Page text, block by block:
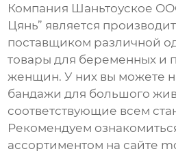
Компания Шаньтоуское
Цянь” является
поставщиком различной
товары для беременных и
женщин. У них вы можете
бандажи для большого
соответствующие всем
Рекомендуем
ассортиментом на сайте